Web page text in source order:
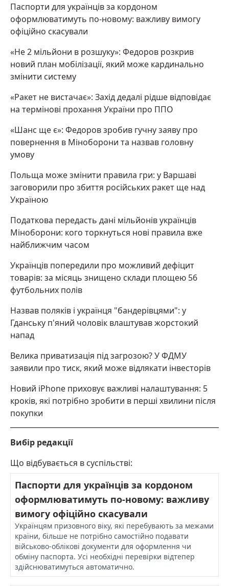
Паспорти для українців за кордоном
оформлюватимуть по-новому: важливу вимогу
офіційно скасували
«Не 2 мільйони в розшуку»: Федоров розкрив
новий план мобілізації, який може кардинально
змінити систему
«Ракет не вистачає»: Захід дедалі рідше відповідає
на термінові прохання України про ППО
«Шанс ще є»: Федоров зробив гучну заяву про
повернення в Міноборони та назвав головну
умову
Польща може змінити правила гри: у Варшаві
заговорили про збиття російських ракет ще над
Україною
Податкова передасть дані мільйонів українців
Міноборони: кого торкнуться нові правила вже
найближчим часом
Українців попередили про можливий дефіцит
товарів: за місяць знищено склади площею 56
футбольних полів
Назвав поляків і українця "бандерівцями": у
Гданську п'яний чоловік влаштував жорстокий
напад
Велика приватизація під загрозою? У ФДМУ
заявили про тиск, який може відлякати інвесторів
Новий iPhone приховує важливі налаштування: 5
кроків, які потрібно зробити в перші хвилини після
покупки
Вибір редакції
Що відбувається в суспільстві:
Паспорти для українців за кордоном
оформлюватимуть по-новому: важливу
вимогу офіційно скасували
Українцям призовного віку, які перебувають за межами
країни, більше не потрібно самостійно подавати
військово-облікові документи для оформлення чи
обміну паспорта. Усі необхідні перевірки відтепер
здійснюватимуться автоматично.